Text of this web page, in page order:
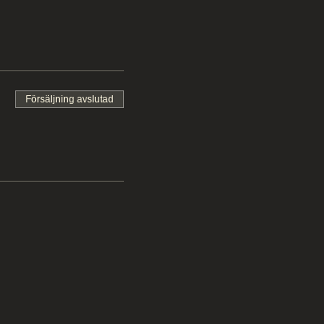
Försäljning avslutad